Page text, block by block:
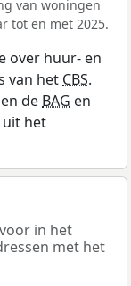
van woningen
tot en met 2025.
over huur- en
van het CBS.
de BAG en
uit het
in het
met het